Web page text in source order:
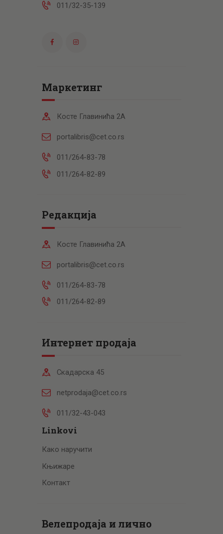
011/32-35-139
Маркетинг
Косте Главинића 2А
portalibris@cet.co.rs
011/264-83-78
011/264-82-89
Редакција
Косте Главинића 2А
portalibris@cet.co.rs
011/264-83-78
011/264-82-89
Интернет продаја
Скадарска 45
netprodaja@cet.co.rs
011/32-43-043
Linkovi
Како наручити
Књижаре
Контакт
Велепродаја и лично